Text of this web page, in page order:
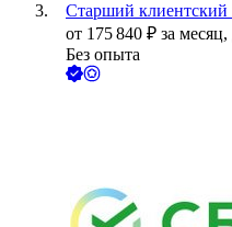
Старший клиентский
от 175 840 ₽ за месяц,
Без опыта